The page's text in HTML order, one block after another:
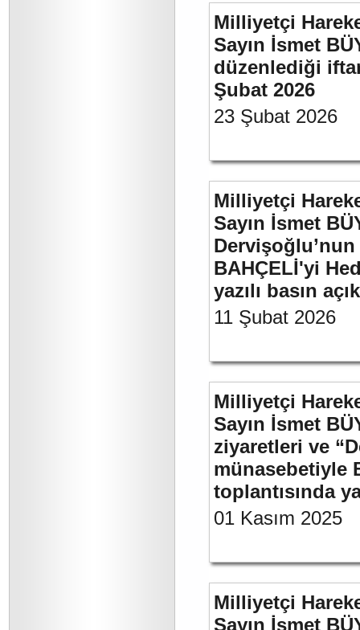
Milliyetçi
Sayın İsmet
düzenlediği
Şubat 2026
23 Şubat 2026
Milliyetçi
Sayın İsmet
Dervişoğlu’nun
BAHÇELİ'yi
yazılı basın
11 Şubat 2026
Milliyetçi
Sayın İsmet
ziyaretleri ve
münasebetiyle
toplantısında
01 Kasım 2025
Milliyetçi
Sayın İsmet